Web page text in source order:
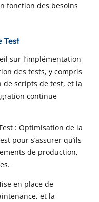
fonction des besoins
Test
sur l’implémentation
des tests, y compris
de scripts de test, et la
continue
: Optimisation de la
pour s’assurer qu’ils
de production,
en place de
et la